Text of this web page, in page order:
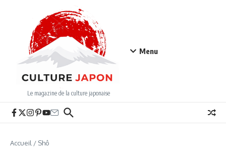
Le magazine de la culture japonaise
Menu
Accueil / Shô